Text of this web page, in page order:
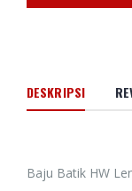
DESKRIPSI
Baju Batik HW